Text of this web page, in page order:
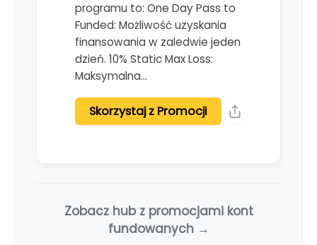
programu to: One Day Pass to
Funded: Możliwość uzyskania
finansowania w zaledwie jeden
dzień. 10% Static Max Loss:
Maksymalna…
Skorzystaj z Promocji
Zobacz hub z promocjami kont
fundowanych →